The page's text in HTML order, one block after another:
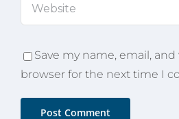
Save my name, email,
browser for the next time I